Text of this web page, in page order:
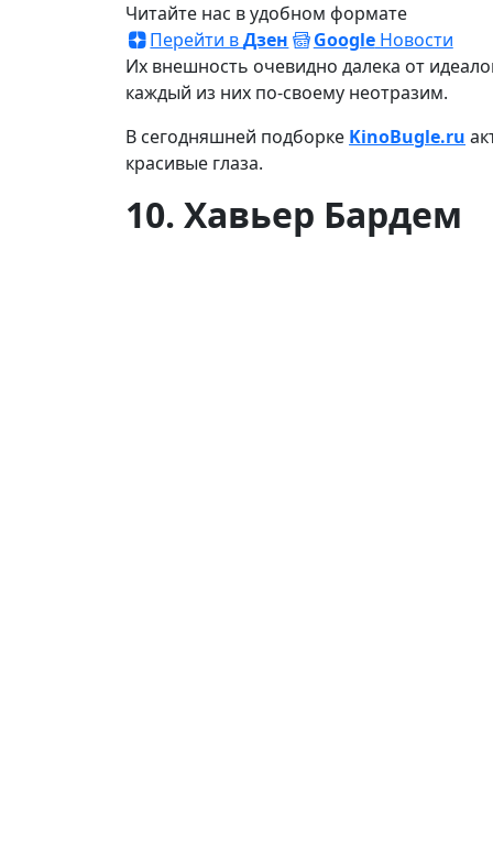
Читайте нас в удобном формате
Перейти вДзен GoogleНовости
Их внешность очевидно далека от
каждый из них по-своему неотразим.
В сегодняшней подборке KinoBugle.ru
красивые глаза.
10. Хавьер Бардем